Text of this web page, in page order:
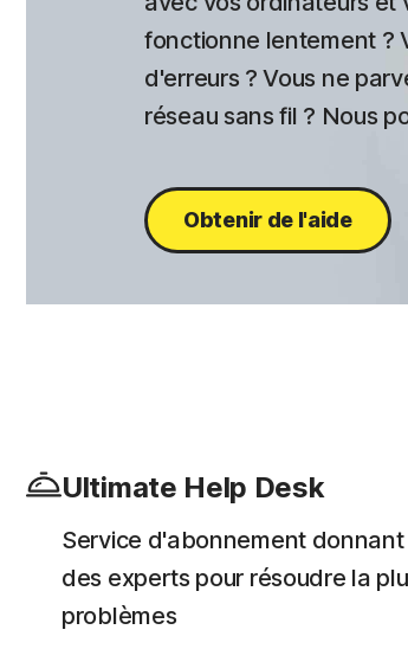
fonctionne lentement ?
d'erreurs ? Vous ne
réseau sans fil ? Nous
Obtenir de l'aide
Ultimate Help Desk
Service d'abonnement
des experts pour résoudre la
problèmes